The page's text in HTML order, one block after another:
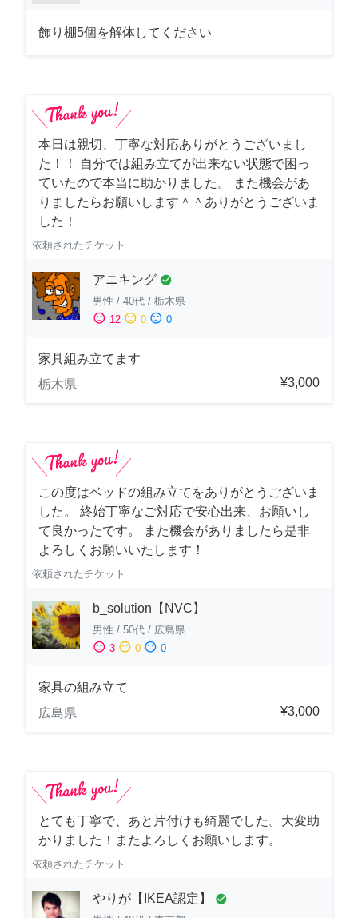
飾り棚5個を解体してください
本日は親切、丁寧な対応ありがとうございまし
た！！ 自分では組み立てが出来ない状態で困っ
ていたので本当に助かりました。 また機会があ
りましたらお願いします＾＾ありがとうございま
した！
依頼されたチケット
アニキング check_circle
男性 / 40代 / 栃木県
sentiment_satisfied 12 sentiment_neutral 0 sentiment_dissatisfied 0
家具組み立てます
栃木県
¥3,000
この度はベッドの組み立てをありがとうございま
した。 終始丁寧なご対応で安心出来、お願いし
て良かったです。 また機会がありましたら是非
よろしくお願いいたします！
依頼されたチケット
b_solution【NVC】
男性 / 50代 / 広島県
sentiment_satisfied 3 sentiment_neutral 0 sentiment_dissatisfied 0
家具の組み立て
広島県
¥3,000
とても丁寧で、あと片付けも綺麗でした。大変助
かりました！またよろしくお願いします。
依頼されたチケット
やりが【IKEA認定】 check_circle